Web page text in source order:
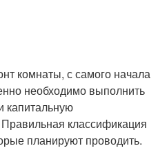
комнаты, с самого начала
необходимо выполнить
капитальную
классификация
планируют проводить.